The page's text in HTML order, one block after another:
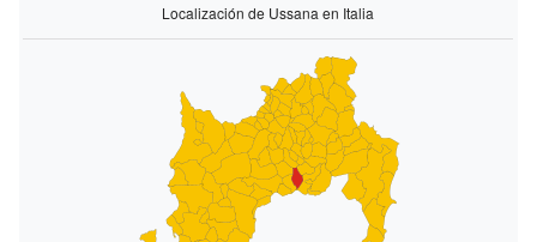
Localización de Ussana en Italia